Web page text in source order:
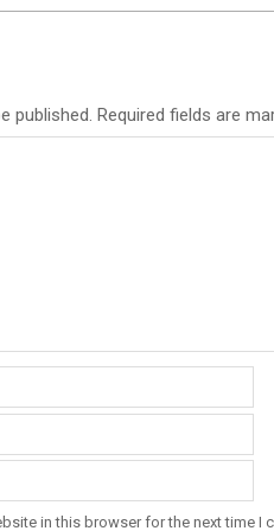
published. Required fields are
in this browser for the next time I